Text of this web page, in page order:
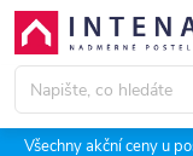
Přejít
obsah
Všechny akční ceny u